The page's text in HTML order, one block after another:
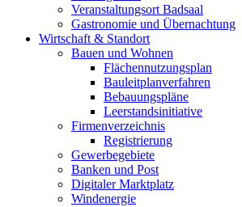
Veranstaltungsort Badsaal
Gastronomie und Übernachtung
Wirtschaft & Standort
Bauen und Wohnen
Flächennutzungsplan
Bauleitplanverfahren
Bebauungspläne
Leerstandsinitiative
Firmenverzeichnis
Registrierung
Gewerbegebiete
Banken und Post
Digitaler Marktplatz
Windenergie